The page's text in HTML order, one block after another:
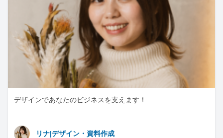
デザインであなたのビジネスを支えます！
リナ|デザイン・資料作成